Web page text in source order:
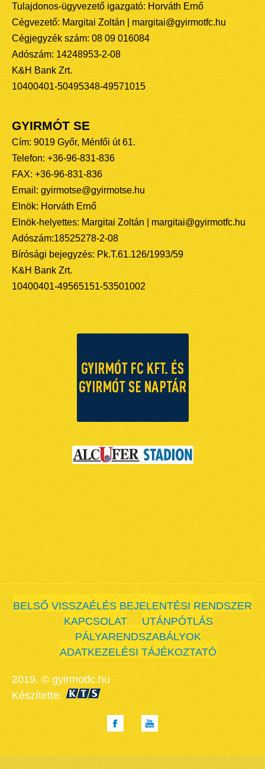
Tulajdonos-ügyvezető igazgató: Horváth Ernő
Cégvezető: Margitai Zoltán | margitai@gyirmotfc.hu
Cégjegyzék szám: 08 09 016084
Adószám: 14248953-2-08
K&H Bank Zrt.
10400401-50495348-49571015
GYIRMÓT SE
Cím: 9019 Győr, Ménfői út 61.
Telefon: +36-96-831-836
FAX: +36-96-831-836
Email: gyirmotse@gyirmotse.hu
Elnök: Horváth Ernő
Elnök-helyettes: Margitai Zoltán | margitai@gyirmotfc.hu
Adószám:18525278-2-08
Bírósági bejegyzés: Pk.T.61.126/1993/59
K&H Bank Zrt.
10400401-49565151-53501002
BELSŐ VISSZAÉLÉS BEJELENTÉSI RENDSZER
KAPCSOLAT
UTÁNPÓTLÁS
PÁLYARENDSZABÁLYOK
ADATKEZELÉSI TÁJÉKOZTATÓ
2019. © gyirmotfc.hu
Készítette: